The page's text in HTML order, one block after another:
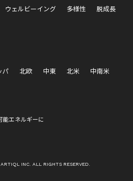
ウェルビーイング 多様性 脱成長
パ 北欧 中東 北米
中南米
能エネルギーに
INC. ALL RIGHTS RESERVED.